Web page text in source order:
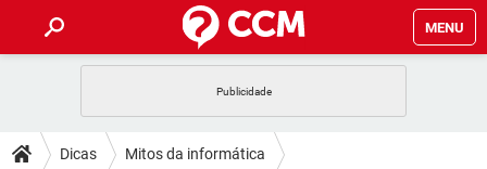
MENU
CELULAR FACEBOOK
DICAS
Dicas Mitos da informática